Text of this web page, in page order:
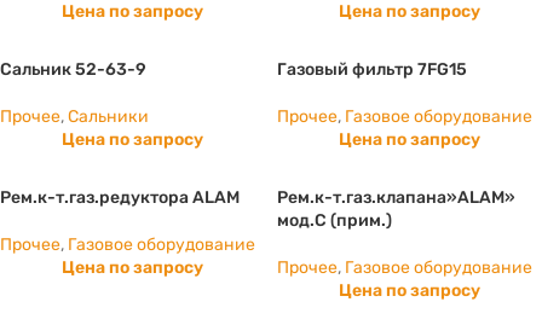
Цена по запросу
Цена по запросу
Сальник 52-63-9
Прочее,Сальники
Цена по запросу
Газовый фильтр 7FG15
Прочее, Газовое оборудование
Цена по запросу
Рем.к-т.газ.редуктора ALAM
Прочее, Газовое оборудование
Цена по запросу
Рем.к-т.газ.клапана»ALAM»
мод.С (прим.)
Прочее, Газовое оборудование
Цена по запросу